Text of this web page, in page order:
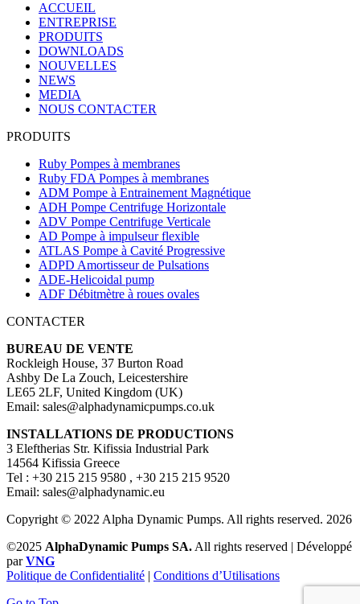
ACCUEIL
ENTREPRISE
PRODUITS
DOWNLOADS
NOUVELLES
NEWS
MEDIA
NOUS CONTACTER
PRODUITS
Ruby Pompes à membranes
Ruby FDA Pompes à membranes
ADM Pompe à Entrainement Magnétique
ADH Pompe Centrifuge Horizontale
ADV Pompe Centrifuge Verticale
AD Pompe à impulseur flexible
ATLAS Pompe à Cavité Progressive
ADPD Amortisseur de Pulsations
ADE-Helicoidal pump
ADF Débitmètre à roues ovales
CONTACTER
BUREAU DE VENTE
Rockleigh House, 37 Burton Road
Ashby De La Zouch, Leicestershire
LE65 2LF, United Kingdom (UK)
Email: sales@alphadynamicpumps.co.uk
INSTALLATIONS DE PRODUCTIONS
3 Eleftherias Str. Kifissia Industrial Park
14564 Kifissia Greece
Tel : +30 215 215 9580 , +30 215 215 9520
Email: sales@alphadynamic.eu
Copyright © 2022 Alpha Dynamic Pumps. All rights reserved. 2026
©2025 AlphaDynamic Pumps SA. All rights reserved | Développé
parVNG
Politique de Confidentialité | Conditions d’Utilisations